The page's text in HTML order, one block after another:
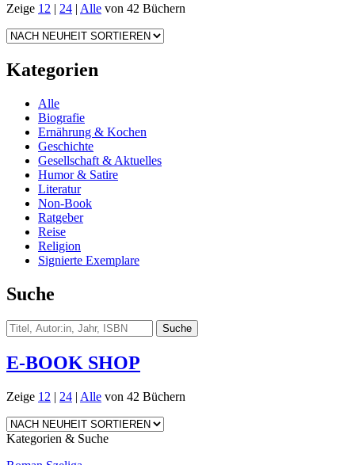
Zeige 12 | 24 | Alle von 42 Büchern
Kategorien
Alle
Biografie
Ernährung & Kochen
Geschichte
Gesellschaft & Aktuelles
Humor & Satire
Literatur
Non-Book
Ratgeber
Reise
Religion
Signierte Exemplare
Suche
E-BOOK SHOP
Zeige 12 | 24 | Alle von 42 Büchern
Kategorien & Suche